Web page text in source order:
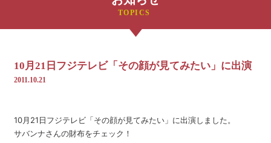
10月21日フジテレビ「その顔が見てみたい」に出演
2011.10.21
10月21日フジテレビ「その顔が見てみたい」に出演しました。
サバンナさんの財布をチェック！